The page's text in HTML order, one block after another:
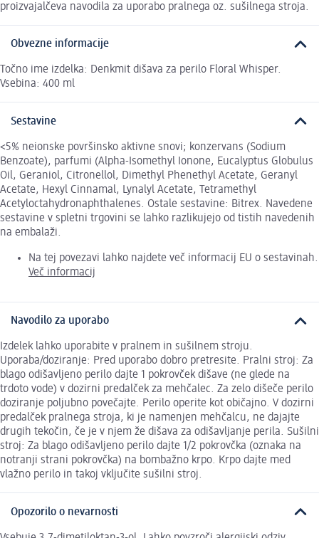
proizvajalčeva navodila za uporabo pralnega oz. sušilnega stroja.
Obvezne informacije
Točno ime izdelka: Denkmit dišava za perilo Floral Whisper.
Vsebina: 400 ml
Sestavine
<5% neionske površinsko aktivne snovi; konzervans (Sodium
Benzoate), parfumi (Alpha-Isomethyl Ionone, Eucalyptus Globulus
Oil, Geraniol, Citronellol, Dimethyl Phenethyl Acetate, Geranyl
Acetate, Hexyl Cinnamal, Lynalyl Acetate, Tetramethyl
Acetyloctahydronaphthalenes. Ostale sestavine: Bitrex. Navedene
sestavine v spletni trgovini se lahko razlikujejo od tistih navedenih
na embalaži.
Na tej povezavi lahko najdete več informacij EU o sestavinah.
Več informacij
Navodilo za uporabo
Izdelek lahko uporabite v pralnem in sušilnem stroju.
Uporaba/doziranje: Pred uporabo dobro pretresite. Pralni stroj: Za
blago odišavljeno perilo dajte 1 pokrovček dišave (ne glede na
trdoto vode) v dozirni predalček za mehčalec. Za zelo dišeče perilo
doziranje poljubno povečajte. Perilo operite kot običajno. V dozirni
predalček pralnega stroja, ki je namenjen mehčalcu, ne dajajte
drugih tekočin, če je v njem že dišava za odišavljanje perila. Sušilni
stroj: Za blago odišavljeno perilo dajte 1/2 pokrovčka (oznaka na
notranji strani pokrovčka) na bombažno krpo. Krpo dajte med
vlažno perilo in takoj vključite sušilni stroj.
Opozorilo o nevarnosti